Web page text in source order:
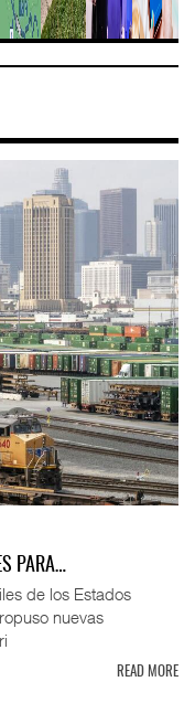
PARA…
de los Estados
nuevas
READ MORE